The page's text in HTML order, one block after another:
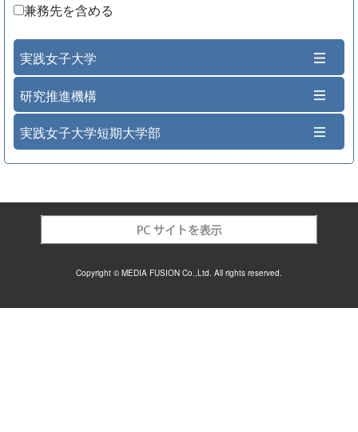
兼務先を含める
実践女子大学
研究推進機構
実践女子大学短期大学部
Copyright © MEDIA FUSION Co.,Ltd. All rights reserved.